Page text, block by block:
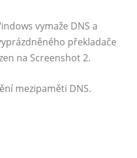
vymaže DNS a
překladače
na Screenshot 2.
mezipaměti DNS.